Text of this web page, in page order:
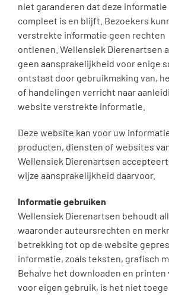
niet garanderen dat deze
compleet is en blijft. Bezoekers
verstrekte informatie geen rechten
ontlenen. Wellensiek Dierenartsen
geen aansprakelijkheid voor enige
ontstaat door gebruikmaking van,
of handelingen verricht naar
website verstrekte informatie.
Deze website kan voor uw
producten, diensten of websites
Wellensiek Dierenartsen
wijze aansprakelijkheid daarvoor.
Informatie gebruiken
Wellensiek Dierenartsen behoudt
waaronder auteursrechten en
betrekking tot op de website
informatie, zoals teksten, grafisch
Behalve het downloaden en printen
voor eigen gebruik, is het niet